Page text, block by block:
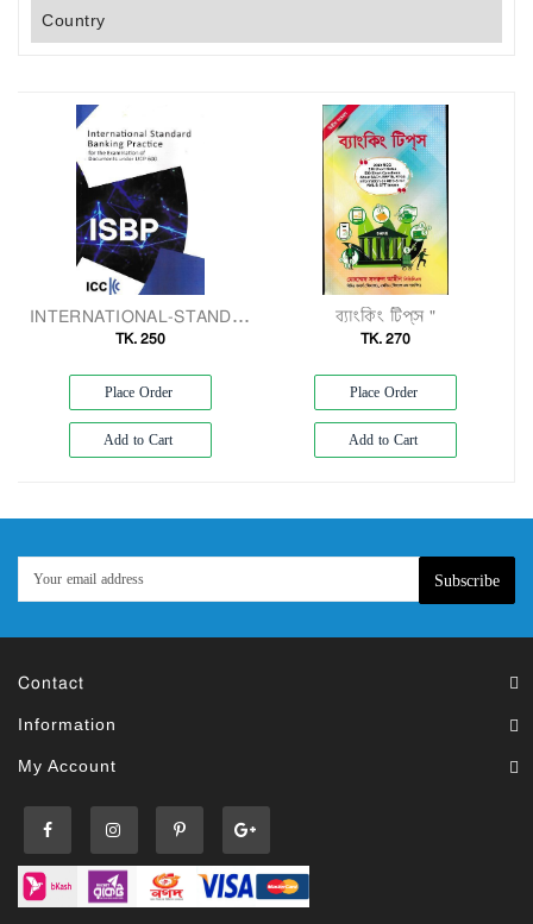
Country
INTERNATIONAL-STANDARD-BANKING-PRACTICE [ISBP]"
TK. 250
Place Order
Add to Cart
ব্যাংকিং টিপ্‌স "
TK. 270
Place Order
Add to Cart
Subscribe
Contact
Information
My Account